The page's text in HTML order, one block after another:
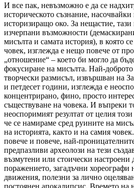
И все пак, невъзможно е да се
историческото съзнание,
историзиращо око. За нещастие, тази
изчерпани възможности
мисълта и самата история), в която
човек, изглежда е нещо повече от
„отношение“ – което би могло да
фокусиране на мисълта. Най-
творчески размисъл, извършван на
и петдесет години, изглежда е
концентрирано, фино, просто
съществуване на човека. И въпреки
неоспоримият резултат от целия
че се намираме сред руините на
на историята, както и на самия
повече и повече, най-
предпазливи археолози на тези
възмутени или стоически настроени
поражението, загадъчни
движения, полезни за лично
постоянен апокалипсис. Времето на